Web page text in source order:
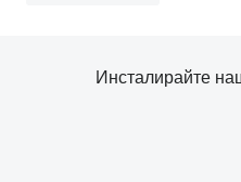
Инсталирайте